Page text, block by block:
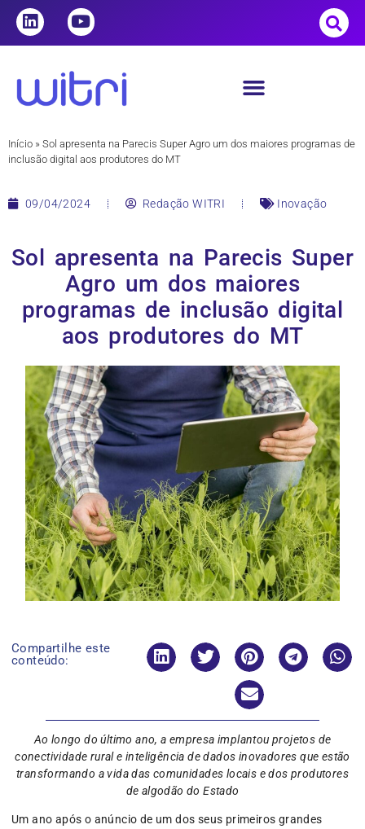
Início » Sol apresenta na Parecis Super Agro um dos maiores programas de
inclusão digital aos produtores do MT
09/04/2024 Redação WITRI Inovação
Sol apresenta na Parecis Super
Agro um dos maiores
programas de inclusão digital
aos produtores do MT
Compartilhe este
conteúdo:
Ao longo do último ano, a empresa implantou projetos de
conectividade rural e inteligência de dados inovadores que estão
transformando a vida das comunidades locais e dos produtores
de algodão do Estado
Um ano após o anúncio de um dos seus primeiros grandes